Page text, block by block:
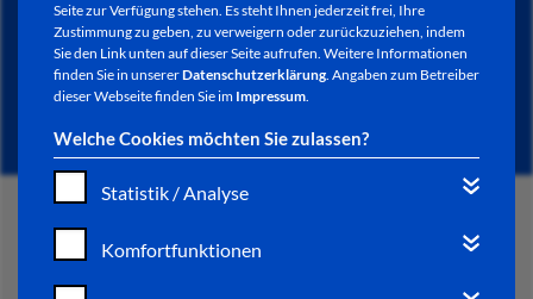
Seite zur Verfügung stehen. Es steht Ihnen jederzeit frei, Ihre
Zustimmung zu geben, zu verweigern oder zurückzuziehen, indem
Sie den Link unten auf dieser Seite aufrufen. Weitere Informationen
finden Sie in unsererDatenschutzerklärung. Angaben zum Betreiber
dieser Webseite finden Sie im Impressum.
Welche Cookies möchten Sie zulassen?
Statistik / Analyse
Komfortfunktionen
NEWSLETTER / CITY LETTER
START